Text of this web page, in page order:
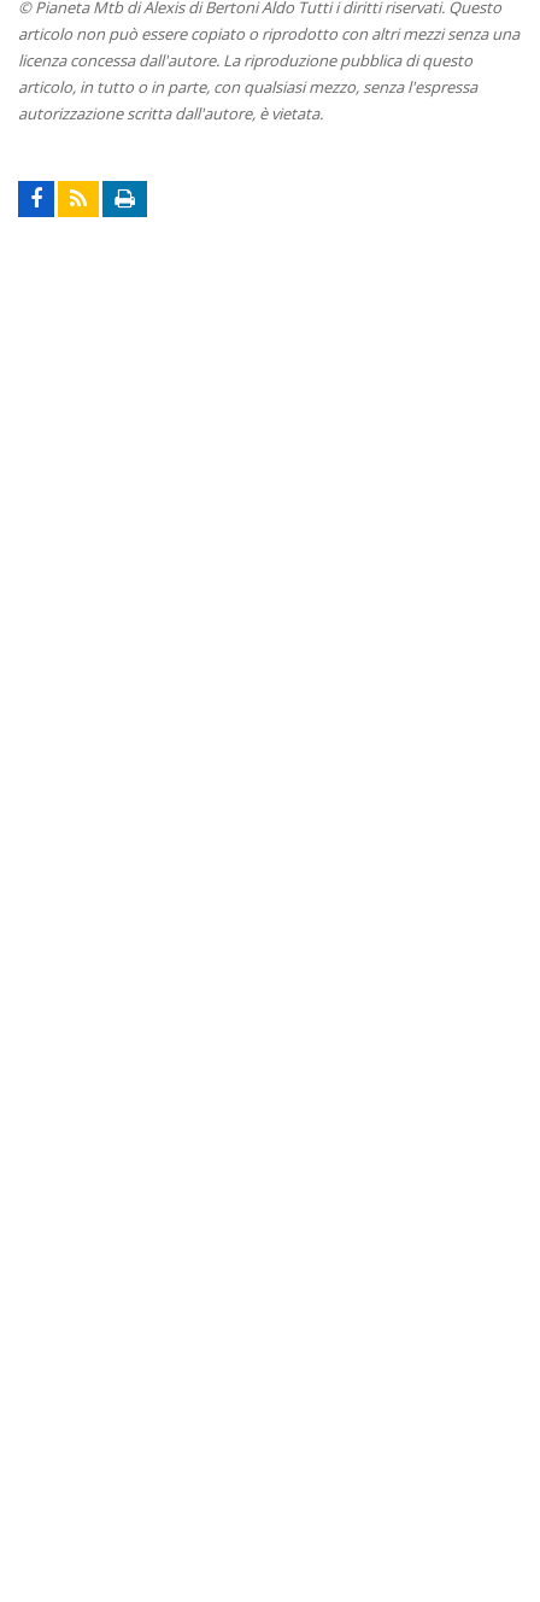
© Pianeta Mtb di Alexis di Bertoni Aldo Tutti i diritti riservati. Questo
articolo non può essere copiato o riprodotto con altri mezzi senza una
licenza concessa dall'autore. La riproduzione pubblica di questo
articolo, in tutto o in parte, con qualsiasi mezzo, senza l'espressa
autorizzazione scritta dall'autore, è vietata.